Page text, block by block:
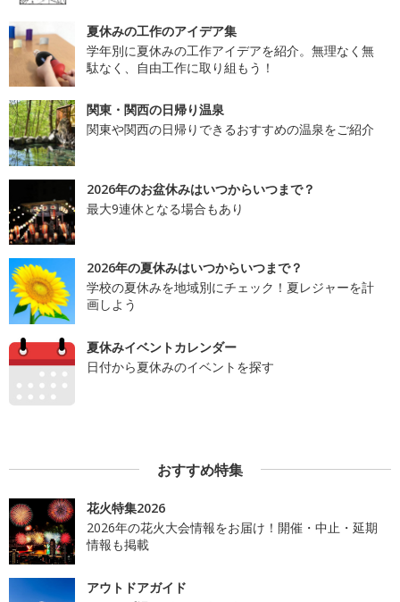
夏休みの工作のアイデア集
学年別に夏休みの工作アイデアを紹介。無理なく無
駄なく、自由工作に取り組もう！
関東・関西の日帰り温泉
関東や関西の日帰りできるおすすめの温泉をご紹介
2026年のお盆休みはいつからいつまで？
最大9連休となる場合もあり
2026年の夏休みはいつからいつまで？
学校の夏休みを地域別にチェック！夏レジャーを計
画しよう
夏休みイベントカレンダー
日付から夏休みのイベントを探す
おすすめ特集
花火特集2026
2026年の花火大会情報をお届け！開催・中止・延期
情報も掲載
アウトドアガイド